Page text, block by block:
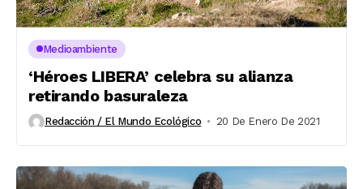
Medioambiente
‘Héroes LIBERA’ celebra su alianza
retirando basuraleza
Redacción / El Mundo Ecológico 20 De Enero De 2021